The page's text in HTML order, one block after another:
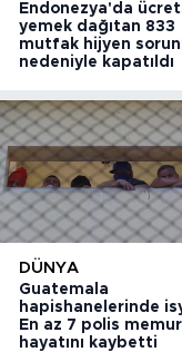
Endonezya'da
yemek dağıtan 833
mutfak hijyen
nedeniyle kapatıldı
DÜNYA
Guatemala
hapishanelerinde
En az 7 polis
hayatını kaybetti